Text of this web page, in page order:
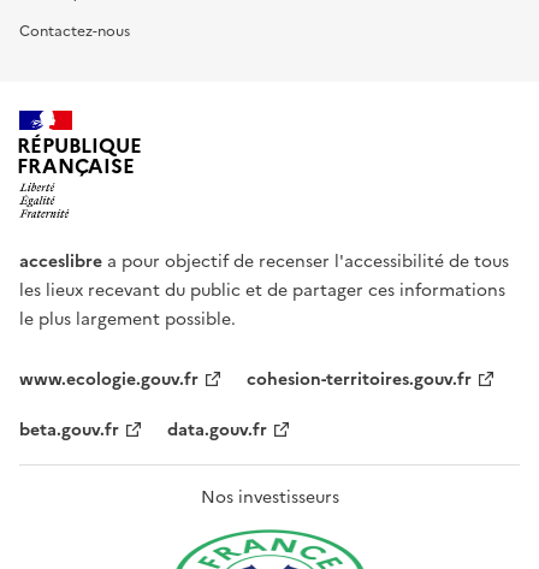
Contactez-nous
RÉPUBLIQUE
FRANÇAISE
acceslibre a pour objectif de recenser l'accessibilité de tous
les lieux recevant du public et de partager ces informations
le plus largement possible.
www.ecologie.gouv.fr
cohesion-territoires.gouv.fr
beta.gouv.fr
data.gouv.fr
Nos investisseurs